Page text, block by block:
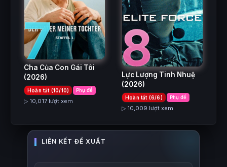
7
Cha Của Con Gái Tôi
(2026)
Hoàn tất (10/10) Phụ đề
▷ 10,017 lượt xem
8
Lực Lượng Tinh Nhuệ
(2026)
Hoàn tất (6/6) Phụ đề
▷ 10,009 lượt xem